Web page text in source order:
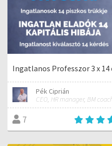
Ingatlanos Professzor 3 x
Pék Ciprián
7